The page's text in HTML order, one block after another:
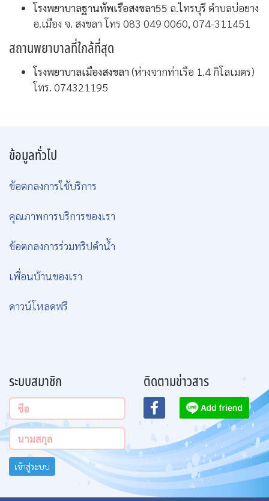
โรงพยาบาลฐานทัพเรือสงขลา55 ถ.ไทรบุรี ตำบลบ่อยาง
อ.เมือง จ. สงขลา โทร 083 049 0060, 074-311451
สถานพยาบาลที่ใกล้ที่สุด
โรงพยาบาลเมืองสงขลา(ห่างจากท่าเรือ 1.4 กิโลเมตร)
โทร. 074321195
ข้อมูลทั่วไป
ข้อตกลงการใช้บริการ
คุณภาพการบริการของเรา
ข้อตกลงการร่วมทริปดำน้ำ
เพื่อนบ้านของเรา
ดาวน์โหลดฟรี
ระบบสมาชิก
เข้าสู่ระบบ
ติดตามข่าวสาร